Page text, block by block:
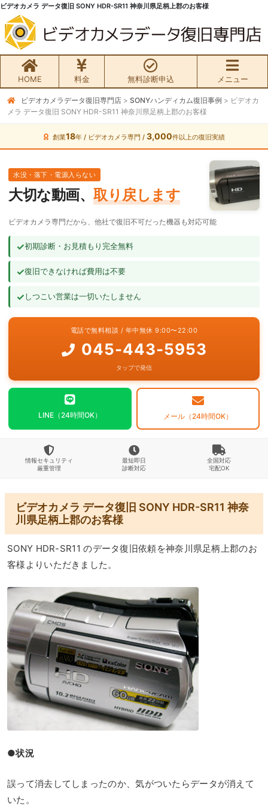
ビデオカメラ データ復旧 SONY HDR-SR11 神奈川県足柄上郡のお客様
HOME 料金 無料診断申込 メニュー
無料初期診断お申込み
ビデオカメラ データ復旧HOME
料金・メニュー
サービスの流れ
よくあるご質問
ビデオカメラデータ復旧専門店 > SONYハンディカム復旧事例 > ビデオカ
メラ データ復旧 SONY HDR-SR11 神奈川県足柄上郡のお客様
創業18年 / ビデオカメラ専門 / 3,000件以上の復旧実績
水没・落下・電源入らない
大切な動画、 取り戻します
ビデオカメラ専門だから、他社で復旧不可だった機器も対応可能
✓初期診断・お見積もり完全無料
✓復旧できなければ費用は不要
✓しつこい営業は一切いたしません
電話で無料相談 / 年中無休 9:00〜22:00
045-443-5953
タップで発信
LINE（24時間OK） メール（24時間OK）
情報セキュリティ
厳重管理
最短即日
診断対応
全国対応
宅配OK
ビデオカメラ データ復旧 SONY HDR-SR11 神奈
川県足柄上郡のお客様
SONY HDR-SR11 のデータ復旧依頼を神奈川県足柄上郡のお
客様よりいただきました。
●状況
誤って消去してしまったのか、気がついたらデータが消えて
いた。